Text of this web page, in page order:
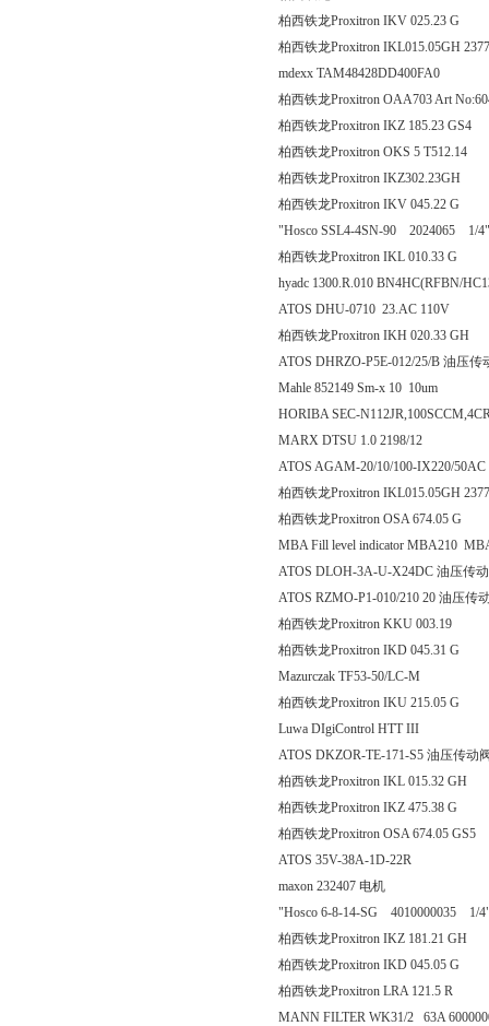
柏西铁龙Proxitron IKV
柏西铁龙Proxitron IKL015.05GH
mdexx TAM48428DD400FA0
柏西铁龙Proxitron OAA703 Art
柏西铁龙Proxitron IKZ
柏西铁龙Proxitron OKS 5
柏西铁龙Proxitron IKZ302.23GH
柏西铁龙Proxitron IKV
"Hosco SSL4-4SN-90 2024065 1/
柏西铁龙Proxitron IKL
hyadc 1300.R.010 BN4HC(RFBN/
ATOS DHU-0710 23.AC 110V
柏西铁龙Proxitron IKH
ATOS DHRZO-P5E-012/25/B 油压传
Mahle 852149 Sm-x 10 10um
HORIBA SEC-
MARX DTSU 1.0 2198/12
ATOS AGAM-20/10/100-IX220/
柏西铁龙Proxitron IKL015.05GH
柏西铁龙Proxitron OSA
MBA Fill level indicator MBA210
ATOS DLOH-3A-U-X24DC 油压传
ATOS RZMO-P1-010/210 20 油压传
柏西铁龙Proxitron KKU
柏西铁龙Proxitron IKD
Mazurczak TF53-50/LC-M
柏西铁龙Proxitron IKU
Luwa DIgiControl HTT III
ATOS DKZOR-TE-171-S5 油压传动
柏西铁龙Proxitron IKL
柏西铁龙Proxitron IKZ
柏西铁龙Proxitron OSA
ATOS 35V-38A-1D-22R
maxon 232407 电机
"Hosco 6-8-14-SG 4010000035 1/
柏西铁龙Proxitron IKZ
柏西铁龙Proxitron IKD
柏西铁龙Proxitron LRA
MANN FILTER WK31/2 63A